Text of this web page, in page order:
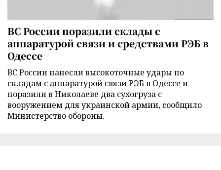
ВС России поразили склады с
аппаратурой связи и средствами РЭБ в
Одессе
ВС России нанесли высокоточные удары по
складам с аппаратурой связи РЭБ в Одессе и
поразили в Николаеве два сухогруза с
вооружением для украинской армии, сообщило
Министерство обороны.